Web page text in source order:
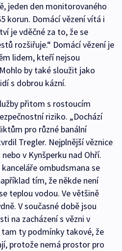
jeden den monitorovaného
korun. Domácí vězení vítá i
je vděčné za to, že se
rozšiřuje.“ Domácí vězení je
lidem, kteří nejsou
by také sloužit jako
s dobrou kázní.
přitom s rostoucím
riziko. „Dochází
pro různé banální
Tregler. Nejplnější věznice
v Kynšperku nad Ohří.
ombudsmana se
tím, že někde není
teplou vodou. Ve většině
V současné době jsou
na zacházení s vězni v
tam ty podmínky takové, že
protože nemá prostor pro